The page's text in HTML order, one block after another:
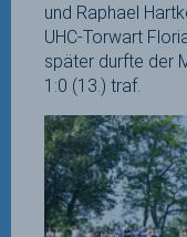
und Raphael
UHC-Torwart
später durfte der
1:0 (13.) traf.